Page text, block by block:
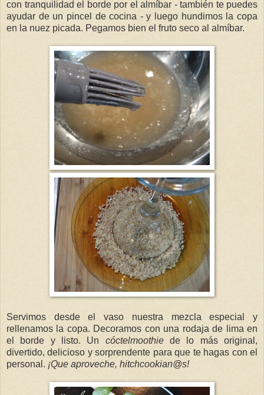
con tranquilidad el borde por el almíbar - también te puedes
ayudar de un pincel de cocina - y luego hundimos la copa
en la nuez picada. Pegamos bien el fruto seco al almíbar.
Servimos desde el vaso nuestra mezcla especial y
rellenamos la copa. Decoramos con una rodaja de lima en
el borde y listo. Un cóctelmoothiede lo más original,
divertido, delicioso y sorprendente para que te hagas con el
personal. ¡Que aproveche, hitchcookian@s!